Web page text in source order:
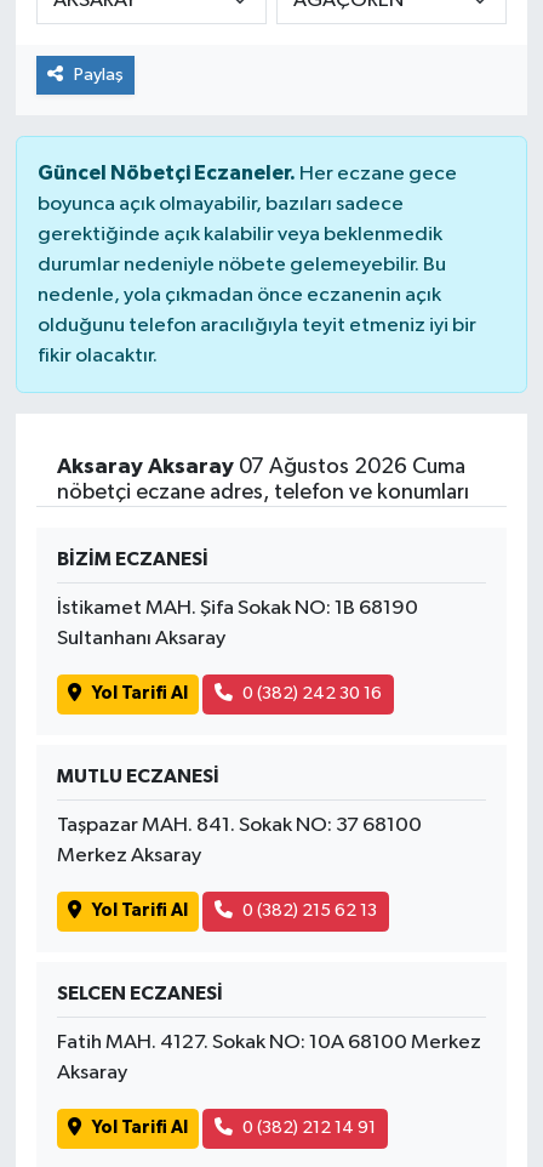
Paylaş
Güncel Nöbetçi Eczaneler. Her eczane gece
boyunca açık olmayabilir, bazıları sadece
gerektiğinde açık kalabilir veya beklenmedik
durumlar nedeniyle nöbete gelemeyebilir. Bu
nedenle, yola çıkmadan önce eczanenin açık
olduğunu telefon aracılığıyla teyit etmeniz iyi bir
fikir olacaktır.
Aksaray Aksaray07 Ağustos 2026 Cuma
nöbetçi eczane adres, telefon ve konumları
BİZİM ECZANESİ
İstikamet MAH. Şifa Sokak NO: 1B 68190
Sultanhanı Aksaray
Yol Tarifi Al 0 (382) 242 30 16
MUTLU ECZANESİ
Taşpazar MAH. 841. Sokak NO: 37 68100
Merkez Aksaray
Yol Tarifi Al 0 (382) 215 62 13
SELCEN ECZANESİ
Fatih MAH. 4127. Sokak NO: 10A 68100 Merkez
Aksaray
Yol Tarifi Al 0 (382) 212 14 91